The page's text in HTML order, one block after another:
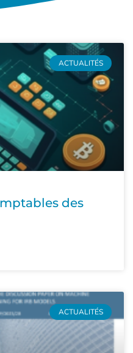
ACTUALITÉS
des
ACTUALITÉS